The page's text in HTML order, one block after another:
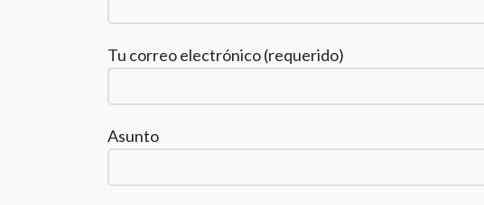
Tu correo electrónico (requerido)
Asunto